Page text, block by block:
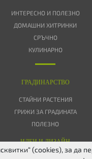
ИНТЕРЕСНО И ПОЛЕЗНО
ДОМАШНИ ХИТРИНКИ
СРЪЧНО
КУЛИНАРНО
ГРАДИНАРСТВО
СТАЙНИ РАСТЕНИЯ
ГРИЖИ ЗА ГРАДИНАТА
ПОЛЕЗНО
ИДЕИ И ДИЗАЙН
(cookies), за да